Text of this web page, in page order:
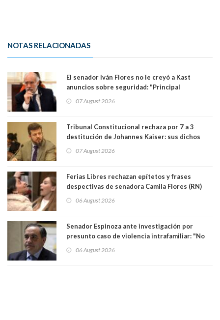
NOTAS RELACIONADAS
El senador Iván Flores no le creyó a Kast
anuncios sobre seguridad: "Principal
perseguir ruta del dinero y levantar secreto
07 August 2026
Tribunal Constitucional rechaza por 7 a 3
destitución de Johannes Kaiser: sus dichos
justicia constitucional porque no es diputado
07 August 2026
Ferias Libres rechazan epítetos y frases
despectivas de senadora Camila Flores (RN)
06 August 2026
Senador Espinoza ante investigación por
presunto caso de violencia intrafamiliar: "No
antecedentes a Tribunal Supremo
06 August 2026